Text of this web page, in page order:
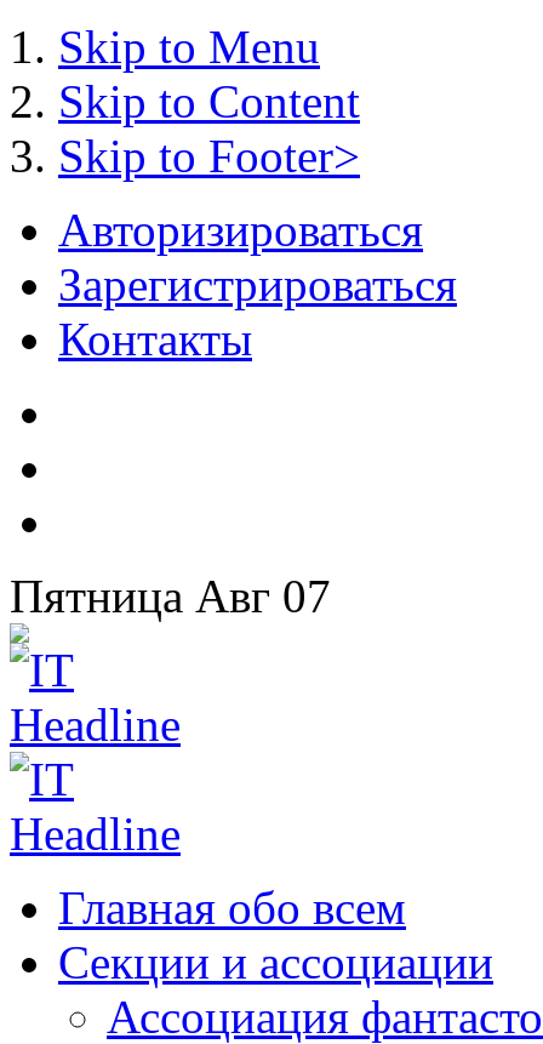
Skip to Menu
Skip to Content
Skip to Footer>
Авторизироваться
Зарегистрироваться
Контакты
Пятница Авг 07
Главная обо всем
Секции и ассоциации
Ассоциация